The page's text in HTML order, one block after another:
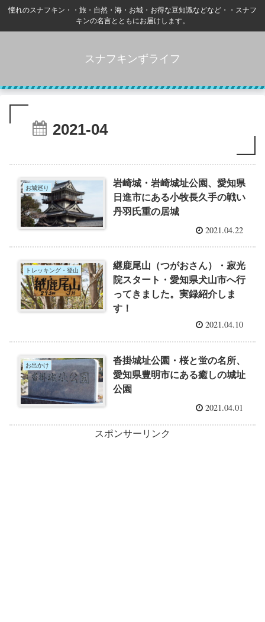
憧れのスナフキン・・旅・自然・海・お城・お得な豆知識などなど・・スナフ
キンの名言とともにお届けします。
スナフキンずライフ
2021-04
お城巡り
岩崎城・岩崎城址公園、愛知県
日進市にある小牧長久手の戦い
丹羽氏重の居城
2021.04.22
トレッキング・登山
継鹿尾山（つがおさん）・寂光
院スタート・愛知県犬山市へ行
ってきました。実録紹介しま
す！
2021.04.10
お出かけ
沓掛城址公園・桜と蛍の名所、
愛知県豊明市にある癒しの城址
公園
2021.04.01
スポンサーリンク